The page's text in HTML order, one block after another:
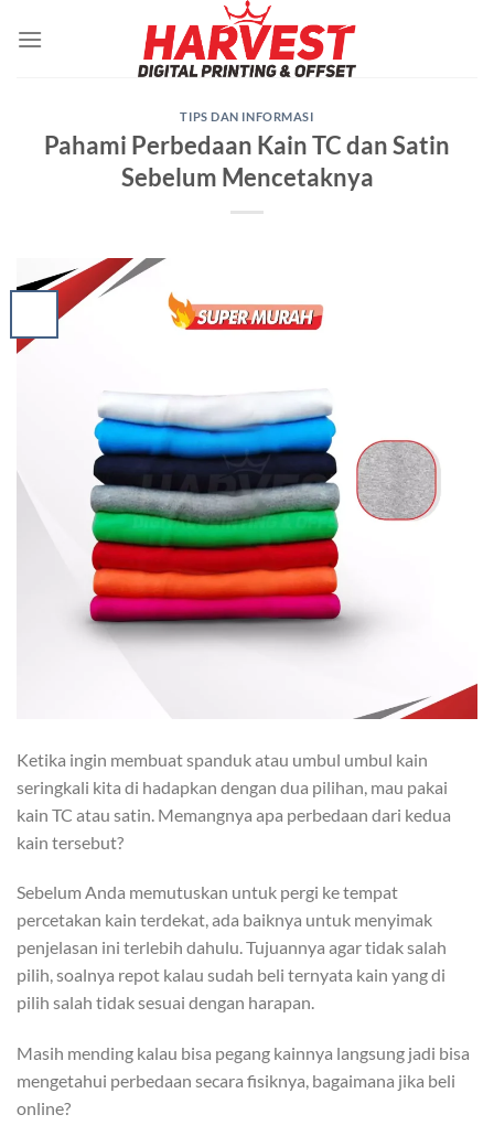
TIPS DAN INFORMASI
Pahami Perbedaan Kain TC dan Satin
Sebelum Mencetaknya
Ketika ingin membuat spanduk atau umbul umbul kain
seringkali kita di hadapkan dengan dua pilihan, mau pakai
kain TC atau satin. Memangnya apa perbedaan dari kedua
kain tersebut?
Sebelum Anda memutuskan untuk pergi ke tempat
percetakan kain terdekat, ada baiknya untuk menyimak
penjelasan ini terlebih dahulu. Tujuannya agar tidak salah
pilih, soalnya repot kalau sudah beli ternyata kain yang di
pilih salah tidak sesuai dengan harapan.
Masih mending kalau bisa pegang kainnya langsung jadi bisa
mengetahui perbedaan secara fisiknya, bagaimana jika beli
online?